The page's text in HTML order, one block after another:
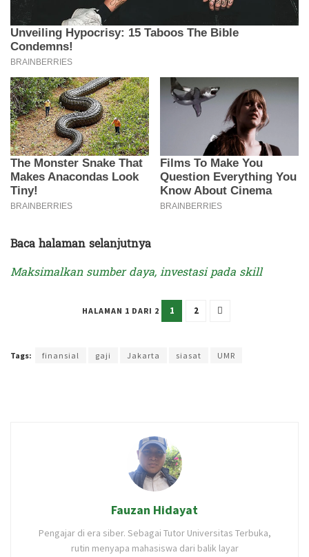
Baca halaman selanjutnya
Maksimalkan sumber daya, investasi pada skill
HALAMAN 1 DARI 2 1 2
Tags: finansial gaji Jakarta siasat UMR
Fauzan Hidayat
Pengajar di era siber. Sebagai Tutor Universitas Terbuka,
rutin menyapa mahasiswa dari balik layar